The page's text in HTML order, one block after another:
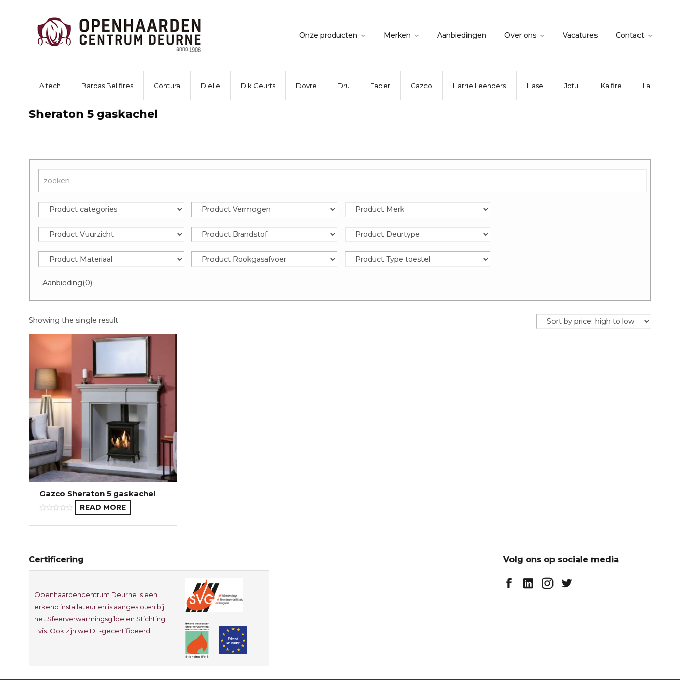
Onze producten Merken Aanbiedingen Over ons Vacatures Contact
Altech Barbas Bellfires Contura Dielle Dik Geurts Dovre Dru Faber Gazco Harrie Leenders Hase Jotul Kalfire La
Sheraton 5 gaskachel
Aanbieding(0)
Showing the single result
Gazco Sheraton 5 gaskachel
READ MORE
Certificering
Openhaardencentrum Deurne is een
erkend installateur en is aangesloten bij
het Sfeerverwarmingsgilde en Stichting
Evis. Ook zijn we DE-gecertificeerd.
Volg ons op sociale media